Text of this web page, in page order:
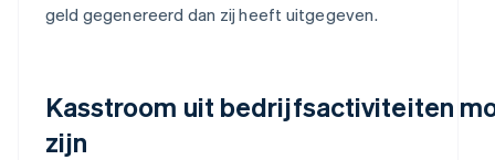
geld gegenereerd dan zij heeft uitgegeven.
Kasstroom uit bedrijfsactiviteiten
zijn